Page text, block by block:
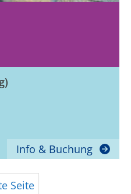
Info & Buchung
Seite